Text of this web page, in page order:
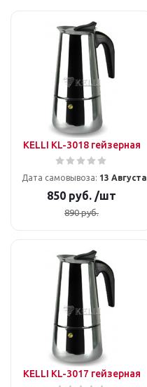
KELLI KL-3018 гейзерная
Дата самовывоза: 13 Августа
850 руб. /шт
890руб.
KELLI KL-3017 гейзерная